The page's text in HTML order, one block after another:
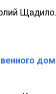
Щадило.